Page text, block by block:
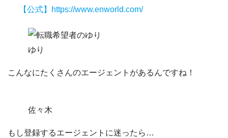
【公式】https://www.enworld.com/
ゆり
こんなにたくさんのエージェントがあるんですね！
佐々木
もし登録するエージェントに迷ったら…